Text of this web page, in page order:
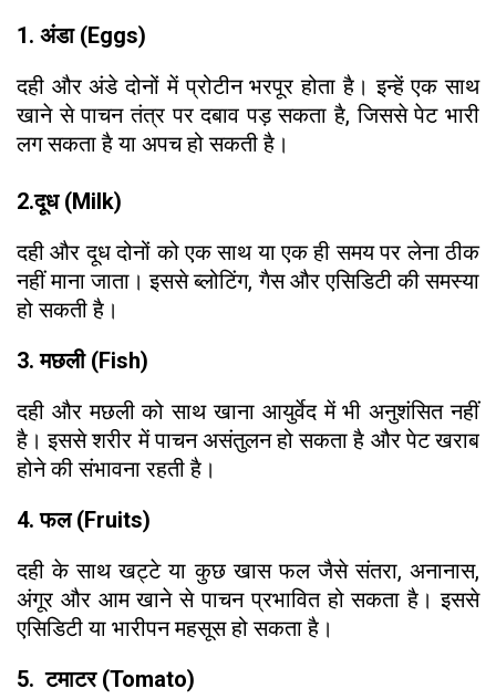
1. अंडा (Eggs)
दही और अंडे दोनों में प्रोटीन भरपूर होता है। इन्हें एक साथ
खाने से पाचन तंत्र पर दबाव पड़ सकता है, जिससे पेट भारी
लग सकता है या अपच हो सकती है।
2.दूध (Milk)
दही और दूध दोनों को एक साथ या एक ही समय पर लेना ठीक
नहीं माना जाता। इससे ब्लोटिंग, गैस और एसिडिटी की समस्या
हो सकती है।
3. मछली (Fish)
दही और मछली को साथ खाना आयुर्वेद में भी अनुशंसित नहीं
है। इससे शरीर में पाचन असंतुलन हो सकता है और पेट खराब
होने की संभावना रहती है।
4. फल (Fruits)
दही के साथ खट्टे या कुछ खास फल जैसे संतरा, अनानास,
अंगूर और आम खाने से पाचन प्रभावित हो सकता है। इससे
एसिडिटी या भारीपन महसूस हो सकता है।
5. टमाटर (Tomato)